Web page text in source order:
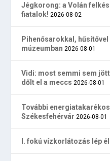
Jégkorong: a Volán
fiatalok! 2026-08-02
Pihenősarokkal,
múzeumban 2026-08-01
Vidi: most semmi sem
dőlt el a meccs 2026-08-01
További
Székesfehérvár 2026-08-01
I. fokú vízkorlátozás lép